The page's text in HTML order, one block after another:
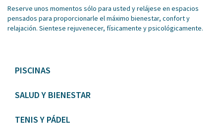
Reserve unos momentos sólo para usted y relájese en espacios
pensados para proporcionarle el máximo bienestar, confort y
relajación. Sientese rejuvenecer, físicamente y psicológicamente.
PISCINAS
SALUD Y BIENESTAR
TENIS Y PÁDEL